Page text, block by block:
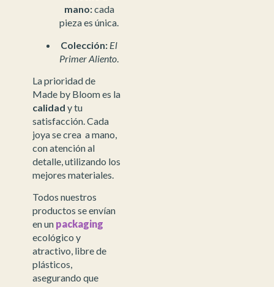
mano:cada
pieza es única.
Colección: El
Primer Aliento
La prioridad de
Made by Bloom es la
calidad y tu
satisfacción. Cada
joya se crea a mano,
con atención al
detalle, utilizando los
mejores materiales.
Todos nuestros
productos se envían
en un packaging
ecológico y
atractivo, libre de
plásticos,
asegurando que